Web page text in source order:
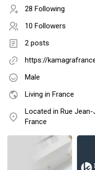
28 Following
10 Followers
2 posts
https://
Male
Living in France
Located in Rue
France